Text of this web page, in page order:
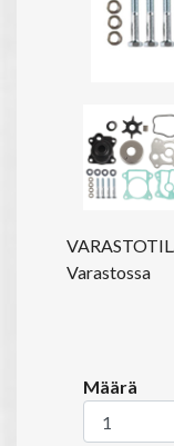
Varastossa
Määrä